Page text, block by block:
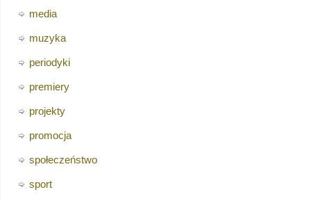
media
muzyka
periodyki
premiery
projekty
promocja
społeczeństwo
sport